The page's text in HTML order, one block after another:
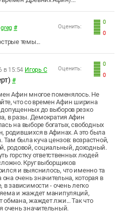
0
0
Оценить:
greg #
темы...
0
0
Оценить:
в 15:54 Игорь С
#
Афин многое поменялось. Не
что со времен Афин ширина
до выборов резко
в разы. Демократия Афин
на выборе богатых, свободных
родившихся в Афинах. А это была
Там была куча цензов: возрастной,
родовой, социальный, доходный.
горстку ответственных людей
Круг выборщиков
и выяснилось, что именно та
она очень значительна, которая в
в зависимости - очень легко
и жаждет манипуляций,
обмана, жаждет лжи... Так что
очень значительный.